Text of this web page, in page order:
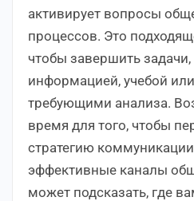
активирует вопросы
процессов. Это
чтобы завершить
информацией, учебой
требующими анализа.
время для того, чтобы
стратегию
эффективные каналы
может подсказать, где